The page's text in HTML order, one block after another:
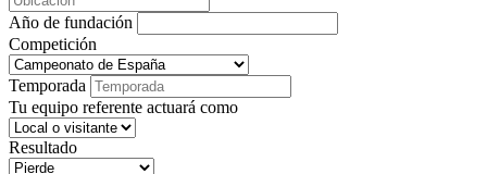
Año de fundación
Competición
Temporada
Tu equipo referente actuará como
Resultado